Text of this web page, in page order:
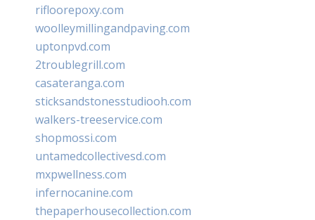
rifloorepoxy.com
woolleymillingandpaving.com
uptonpvd.com
2troublegrill.com
casateranga.com
sticksandstonesstudiooh.com
walkers-treeservice.com
shopmossi.com
untamedcollectivesd.com
mxpwellness.com
infernocanine.com
thepaperhousecollection.com